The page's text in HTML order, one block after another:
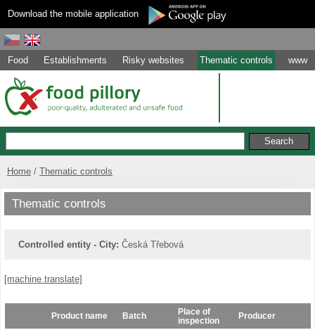
Download the mobile application
Food Establishments Risky websites Thematic controls www
Home Thematic controls
Thematic controls
Controlled entity - City: Česká Třebová
[machine translate]
Product name Batch
Place of
inspection
Producer